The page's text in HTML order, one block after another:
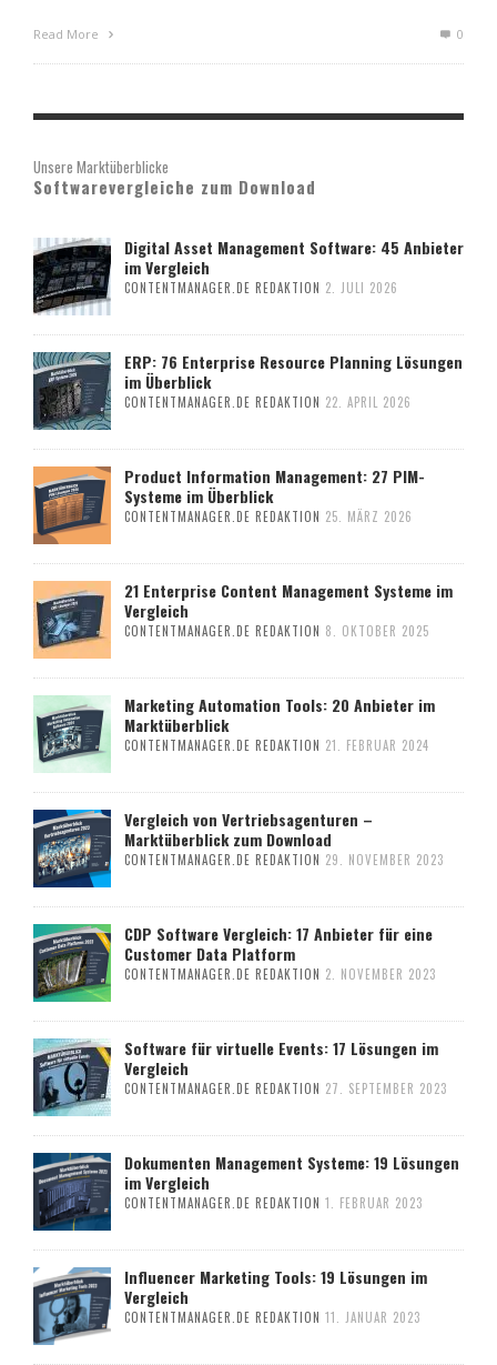
Read More 0
Unsere Marktüberblicke
Softwarevergleiche zum Download
Digital Asset Management Software: 45 Anbieter
im Vergleich
CONTENTMANAGER.DE REDAKTION 2. JULI 2026
ERP: 76 Enterprise Resource Planning Lösungen
im Überblick
CONTENTMANAGER.DE REDAKTION 22. APRIL 2026
Product Information Management: 27 PIM-
Systeme im Überblick
CONTENTMANAGER.DE REDAKTION 25. MÄRZ 2026
21 Enterprise Content Management Systeme im
Vergleich
CONTENTMANAGER.DE REDAKTION 8. OKTOBER 2025
Marketing Automation Tools: 20 Anbieter im
Marktüberblick
CONTENTMANAGER.DE REDAKTION 21. FEBRUAR 2024
Vergleich von Vertriebsagenturen –
Marktüberblick zum Download
CONTENTMANAGER.DE REDAKTION 29. NOVEMBER 2023
CDP Software Vergleich: 17 Anbieter für eine
Customer Data Platform
CONTENTMANAGER.DE REDAKTION 2. NOVEMBER 2023
Software für virtuelle Events: 17 Lösungen im
Vergleich
CONTENTMANAGER.DE REDAKTION 27. SEPTEMBER 2023
Dokumenten Management Systeme: 19 Lösungen
im Vergleich
CONTENTMANAGER.DE REDAKTION 1. FEBRUAR 2023
Influencer Marketing Tools: 19 Lösungen im
Vergleich
CONTENTMANAGER.DE REDAKTION 11. JANUAR 2023